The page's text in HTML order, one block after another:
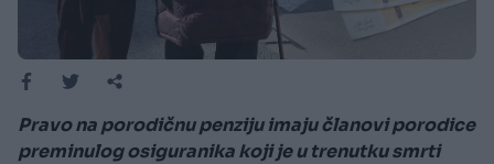
Pravo na porodičnu penziju imaju članovi porodice
preminulog osiguranika koji je u trenutku smrti